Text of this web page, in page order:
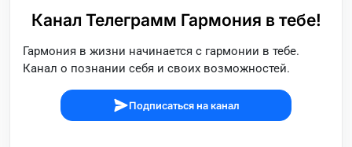
Канал Телеграмм Гармония в тебе!
Гармония в жизни начинается с гармонии в тебе.
Канал о познании себя и своих возможностей.
Подписаться на канал